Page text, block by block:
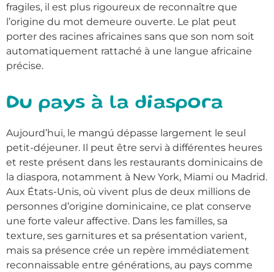
fragiles, il est plus rigoureux de reconnaître que
l’origine du mot demeure ouverte. Le plat peut
porter des racines africaines sans que son nom soit
automatiquement rattaché à une langue africaine
précise.
Du pays à la diaspora
Aujourd’hui, le mangú dépasse largement le seul
petit-déjeuner. Il peut être servi à différentes heures
et reste présent dans les restaurants dominicains de
la diaspora, notamment à New York, Miami ou Madrid.
Aux États-Unis, où vivent plus de deux millions de
personnes d’origine dominicaine, ce plat conserve
une forte valeur affective. Dans les familles, sa
texture, ses garnitures et sa présentation varient,
mais sa présence crée un repère immédiatement
reconnaissable entre générations, au pays comme